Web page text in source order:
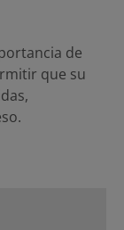
de
que su